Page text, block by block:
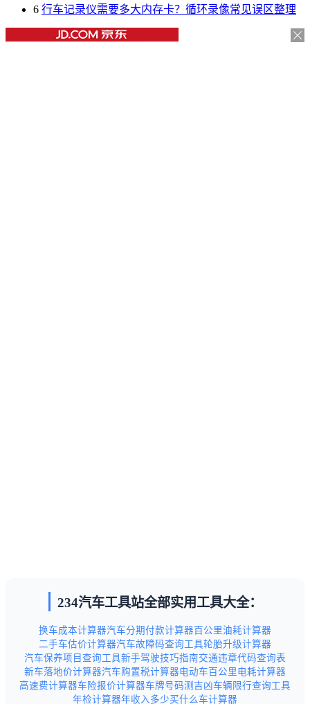
6 行车记录仪需要多大内存卡？循环录像常见误区整理
234汽车工具站全部实用工具大全：
换车成本计算器汽车分期付款计算器百公里油耗计算器
二手车估价计算器汽车故障码查询工具轮胎升级计算器
汽车保养项目查询工具新手驾驶技巧指南交通违章代码查询表
新车落地价计算器汽车购置税计算器电动车百公里电耗计算器
高速费计算器车险报价计算器车牌号码测吉凶车辆限行查询工具
年检计算器年收入多少买什么车计算器